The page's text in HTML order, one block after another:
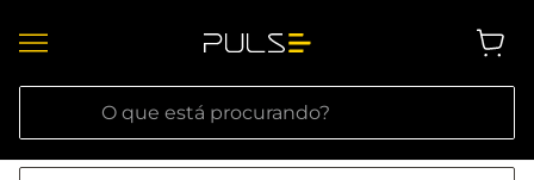
O que está procurando?